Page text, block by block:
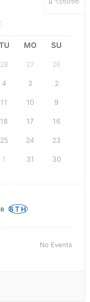
SU
MO
26
27
28
2
3
4
9
10
11
16
17
18
23
24
25
30
31
1
8TH
No Events